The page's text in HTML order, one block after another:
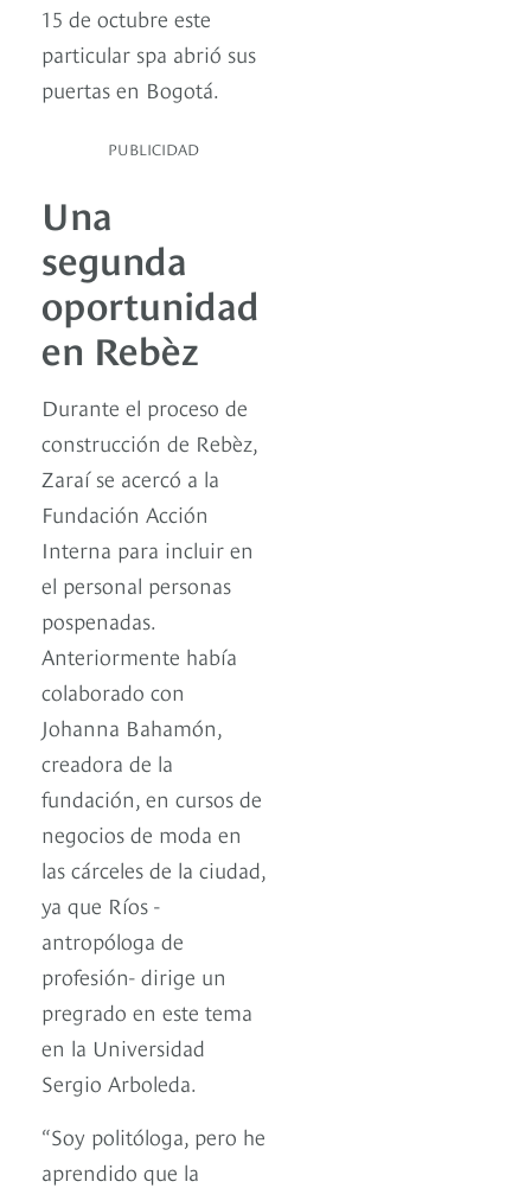
15 de octubre este
particular spa abrió sus
puertas en Bogotá.
PUBLICIDAD
Una
segunda
oportunidad
en Rebèz
Durante el proceso de
construcción de Rebèz,
Zaraí se acercó a la
Fundación Acción
Interna para incluir en
el personal personas
pospenadas.
Anteriormente había
colaborado con
Johanna Bahamón,
creadora de la
fundación, en cursos de
negocios de moda en
las cárceles de la ciudad,
ya que Ríos -
antropóloga de
profesión- dirige un
pregrado en este tema
en la Universidad
Sergio Arboleda.
“Soy politóloga, pero he
aprendido que la